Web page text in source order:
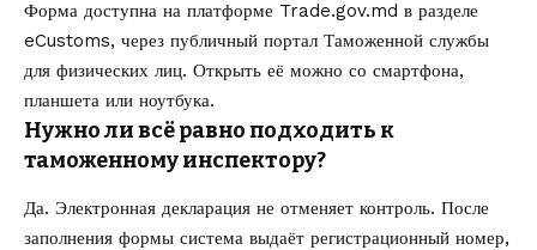
Форма доступна на платформе Trade.gov.md в разделе
eCustoms, через публичный портал Таможенной службы
для физических лиц. Открыть её можно со смартфона,
планшета или ноутбука.
Нужно ли всё равно подходить к
таможенному инспектору?
Да. Электронная декларация не отменяет контроль. После
заполнения формы система выдаёт регистрационный номер,